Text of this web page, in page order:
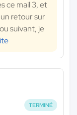
ce mail 3, et
retour sur
suivant, je
TERMINÉ